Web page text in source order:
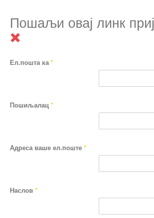
Пошаљи овај линк
Ел.пошта ка*
Пошиљалац *
Адреса ваше ел.поште *
Наслов *